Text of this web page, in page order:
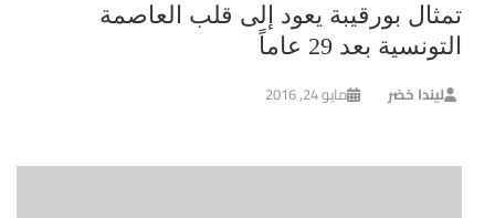
تمثال بورقيبة يعود إلى قلب العاصمة
التونسية بعد 29 عاماً
ليندا خضر مايو 24, 2016